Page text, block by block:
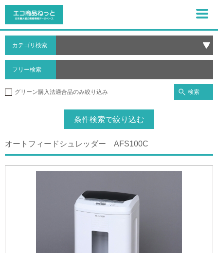
カテゴリ検索
フリー検索
グリーン購入法適合品のみ絞り込み 検索
条件検索で絞り込む
オートフィードシュレッダー AFS100C